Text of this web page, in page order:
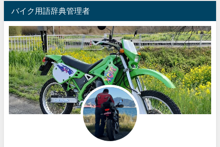
バイク用語辞典管理者